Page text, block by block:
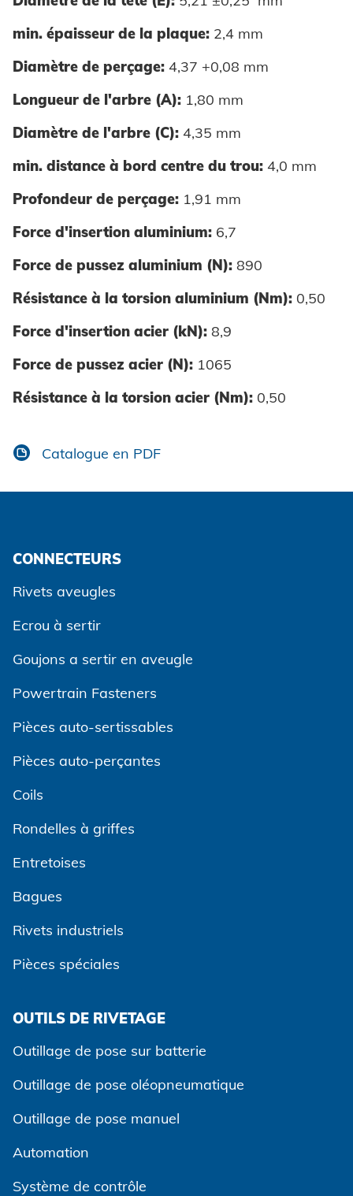
min. épaisseur de la plaque: 2,4 mm
Diamètre de perçage: 4,37 +0,08 mm
Longueur de l'arbre (A): 1,80 mm
Diamètre de l'arbre (C): 4,35 mm
min. distance à bord centre du trou: 4,0 mm
Profondeur de perçage: 1,91 mm
Force d'insertion aluminium: 6,7
Force de pussez aluminium (N): 890
Résistance à la torsion aluminium (Nm): 0,50
Force d'insertion acier (kN): 8,9
Force de pussez acier (N): 1065
Résistance à la torsion acier (Nm): 0,50
Catalogue en PDF
CONNECTEURS
Rivets aveugles
Ecrou à sertir
Goujons a sertir en aveugle
Powertrain Fasteners
Pièces auto-sertissables
Pièces auto-perçantes
Coils
Rondelles à griffes
Entretoises
Bagues
Rivets industriels
Pièces spéciales
OUTILS DE RIVETAGE
Outillage de pose sur batterie
Outillage de pose oléopneumatique
Outillage de pose manuel
Automation
Système de contrôle